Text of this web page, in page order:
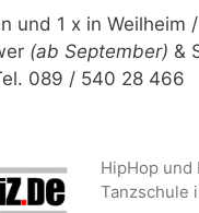
und 1 x in Weilheim
(ab September) &
089 / 540 28 466
HipHop und
Tanzschule